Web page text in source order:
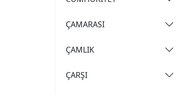
ÇAMARASI
ÇAMLIK
ÇARŞI